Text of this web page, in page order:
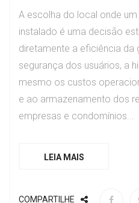
A escolha do local onde
instalado é uma decisão
diretamente a eficiência da
segurança dos usuários, a
mesmo os custos
e ao armazenamento dos
empresas e condomínios...
LEIA MAIS
COMPARTILHE